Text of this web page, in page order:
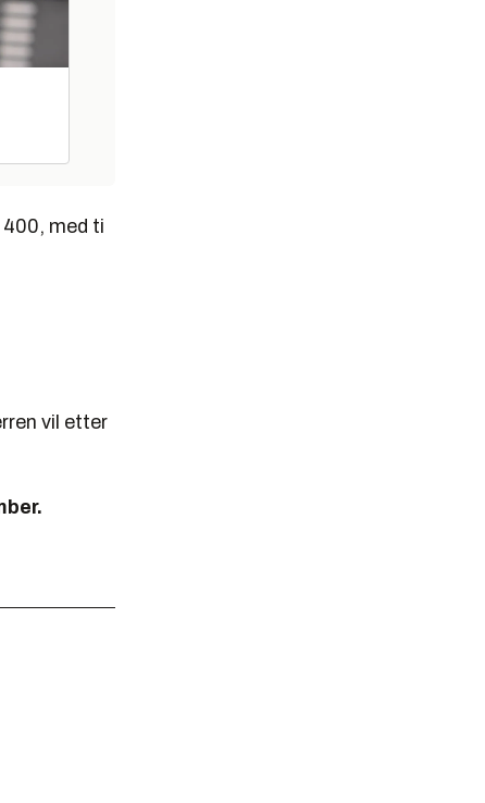
med ti
vil etter